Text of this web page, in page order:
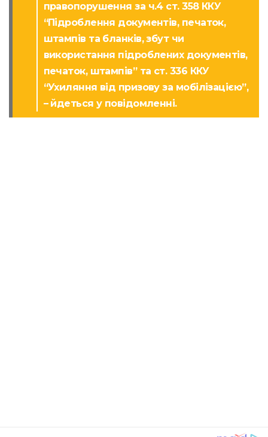
правопорушення за ч.4 ст. 358 ККУ
“Підроблення документів, печаток,
штампів та бланків, збут чи
використання підроблених документів,
печаток, штампів” та ст. 336 ККУ
“Ухиляння від призову за мобілізацією”,
– йдеться у повідомленні.